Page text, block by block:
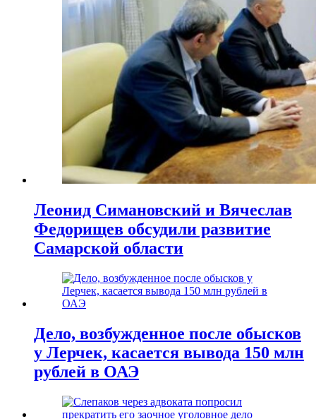
Леонид Симановский и Вячеслав
Федорищев обсудили развитие
Самарской области
Дело, возбужденное после обысков
у Лерчек, касается вывода 150 млн
рублей в ОАЭ